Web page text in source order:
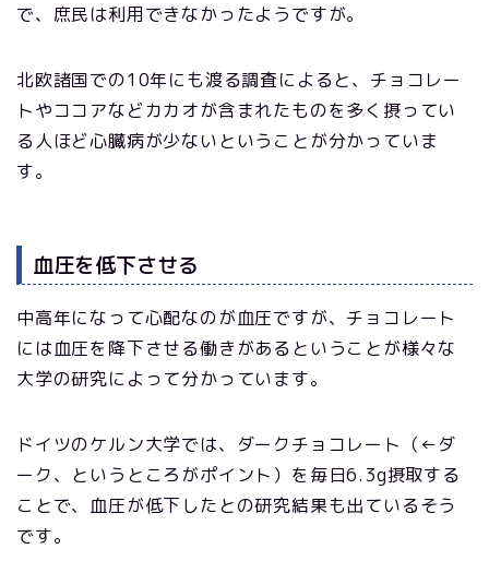
で、庶民は利用できなかったようですが。
北欧諸国での10年にも渡る調査によると、チョコレー
トやココアなどカカオが含まれたものを多く摂ってい
る人ほど心臓病が少ないということが分かっていま
す。
血圧を低下させる
中高年になって心配なのが血圧ですが、チョコレート
には血圧を降下させる働きがあるということが様々な
大学の研究によって分かっています。
ドイツのケルン大学では、ダークチョコレート（←ダ
ーク、というところがポイント）を毎日6.3g摂取する
ことで、血圧が低下したとの研究結果も出ているそう
です。